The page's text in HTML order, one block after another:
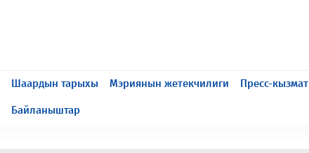
Шаардын тарыхы Мэриянын жетекчилиги Пресс-кызмат
Байланыштар